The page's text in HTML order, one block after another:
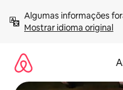
para
Mostrar idioma original